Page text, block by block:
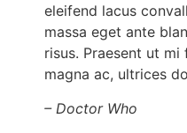
eleifend lacus
massa eget ante
risus. Praesent ut
magna ac, ultrices
– Doctor Who